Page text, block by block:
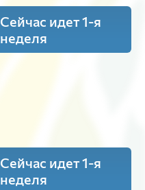
Сейчас идет 1-я
неделя
Сейчас идет 1-я
неделя